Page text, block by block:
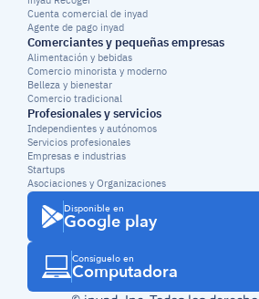
Cuenta comercial de inyad
Agente de pago inyad
Comerciantes y pequeñas empresas
Alimentación y bebidas
Comercio minorista y moderno
Belleza y bienestar
Comercio tradicional
Profesionales y servicios
Independientes y autónomos
Servicios profesionales
Empresas e industrias
Startups
Asociaciones y Organizaciones
Disponible en
Google play
Consíguelo en
Computadora